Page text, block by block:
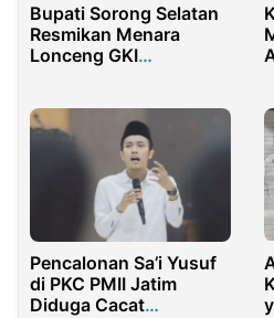
Bupati Sorong Selatan
Resmikan Menara
Lonceng GKI
Pencalonan Sa’i Yusuf
di PKC PMII Jatim
Diduga Cacat